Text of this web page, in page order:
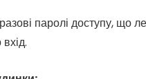
паролі доступу, що